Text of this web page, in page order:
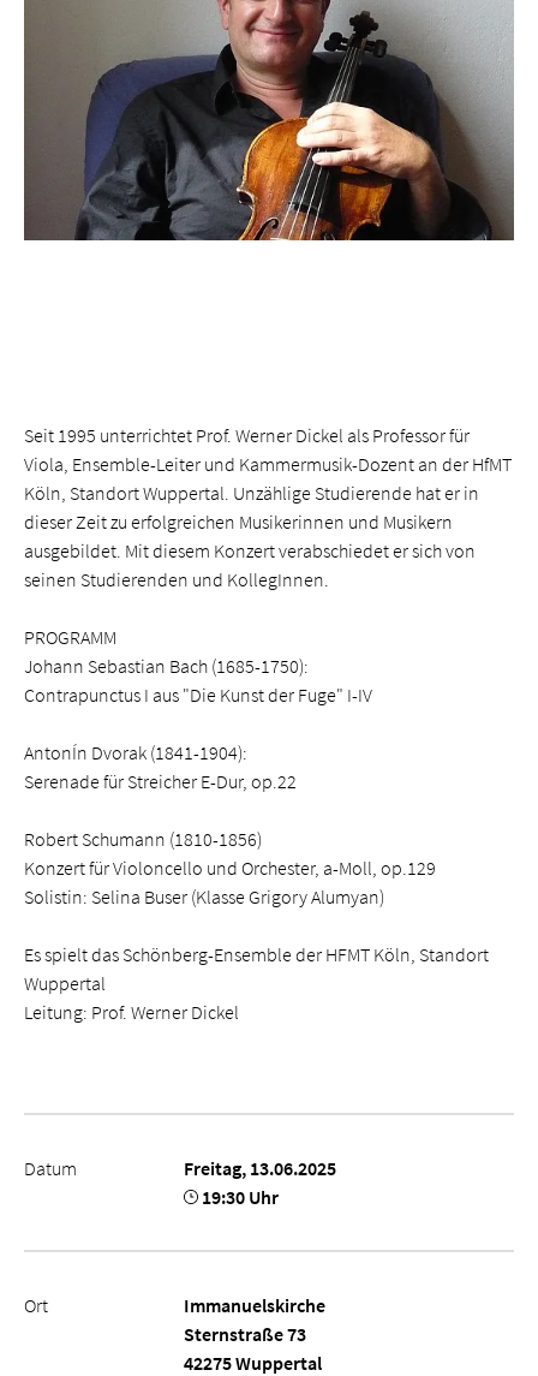
Seit 1995 unterrichtet Prof. Werner Dickel als Professor für
Viola, Ensemble-Leiter und Kammermusik-Dozent an der HfMT
Köln, Standort Wuppertal. Unzählige Studierende hat er in
dieser Zeit zu erfolgreichen Musikerinnen und Musikern
ausgebildet. Mit diesem Konzert verabschiedet er sich von
seinen Studierenden und KollegInnen.
PROGRAMM
Johann Sebastian Bach (1685-1750):
Contrapunctus I aus "Die Kunst der Fuge" I-IV
AntonÍn Dvorak (1841-1904):
Serenade für Streicher E-Dur, op.22
Robert Schumann (1810-1856)
Konzert für Violoncello und Orchester, a-Moll, op.129
Solistin: Selina Buser (Klasse Grigory Alumyan)
Es spielt das Schönberg-Ensemble der HFMT Köln, Standort
Wuppertal
Leitung: Prof. Werner Dickel
Datum
Freitag, 13.06.2025
19:30 Uhr
Ort
Immanuelskirche
Sternstraße 73
42275 Wuppertal